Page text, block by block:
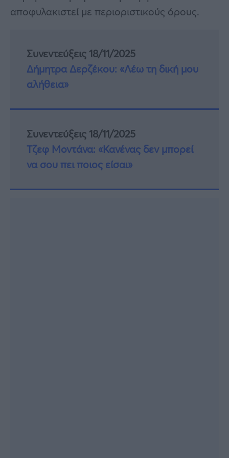
αποφυλακιστεί με περιοριστικούς όρους.
Συνεντεύξεις 18/11/2025
Δήμητρα Δερζέκου: «Λέω τη δική μου
αλήθεια»
Συνεντεύξεις 18/11/2025
Τζεφ Μοντάνα: «Κανένας δεν μπορεί
να σου πει ποιος είσαι»